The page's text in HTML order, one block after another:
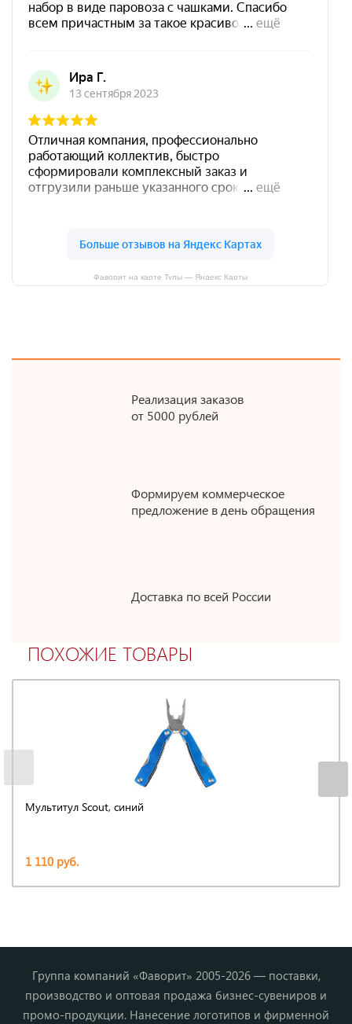
Фаворит на карте Тулы — Яндекс Карты
Реализация заказов
от 5000 рублей
Формируем коммерческое
предложение в день обращения
Доставка по всей России
ПОХОЖИЕ ТОВАРЫ
Мультитул Scout, синий
1 110 руб.
Группа компаний «Фаворит» 2005-2026 — поставки,
производство и оптовая продажа бизнес-сувениров и
промо-продукции. Нанесение логотипов и фирменной